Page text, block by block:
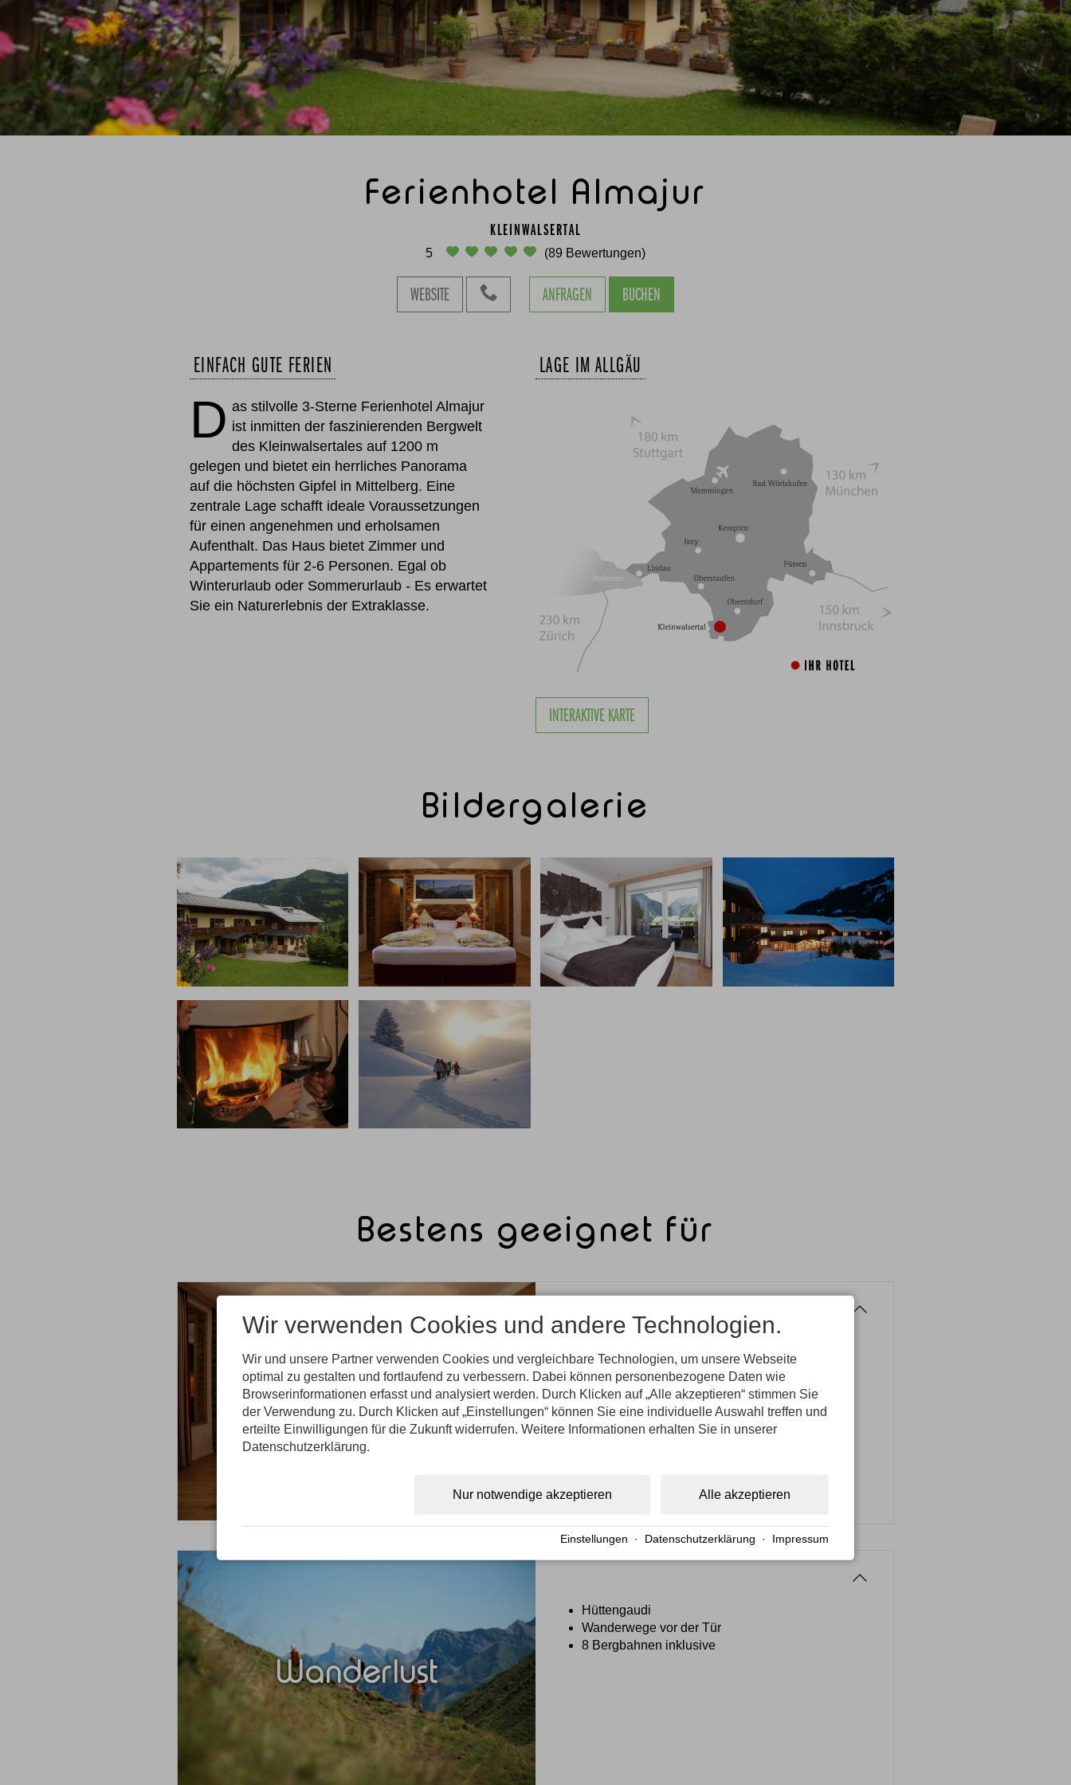
Ferienhotel Almajur
KLEINWALSERTAL
5 (89 Bewertungen)
WEBSITE ANFRAGEN BUCHEN
EINFACH GUTE FERIEN
D as stilvolle 3-Sterne Ferienhotel Almajur
ist inmitten der faszinierenden Bergwelt
des Kleinwalsertales auf 1200 m
gelegen und bietet ein herrliches Panorama
auf die höchsten Gipfel in Mittelberg. Eine
zentrale Lage schafft ideale Voraussetzungen
für einen angenehmen und erholsamen
Aufenthalt. Das Haus bietet Zimmer und
Appartements für 2-6 Personen. Egal ob
Winterurlaub oder Sommerurlaub - Es erwartet
Sie ein Naturerlebnis der Extraklasse.
LAGE IM ALLGÄU
INTERAKTIVE KARTE
Bildergalerie
Bestens geeignet für
Naturgenuss
Wanderlust
Hüttengaudi
Wanderwege vor der Tür
8 Bergbahnen inklusive
Wir verwenden Cookies und andere Technologien.
Wir und unsere Partner verwenden Cookies und vergleichbare Technologien, um unsere Webseite
optimal zu gestalten und fortlaufend zu verbessern. Dabei können personenbezogene Daten wie
Browserinformationen erfasst und analysiert werden. Durch Klicken auf „Alle akzeptieren“ stimmen Sie
der Verwendung zu. Durch Klicken auf „Einstellungen“ können Sie eine individuelle Auswahl treffen und
erteilte Einwilligungen für die Zukunft widerrufen. Weitere Informationen erhalten Sie in unserer
Datenschutzerklärung.
Alle akzeptieren
Nur notwendige akzeptieren
Einstellungen · Datenschutzerklärung · Impressum